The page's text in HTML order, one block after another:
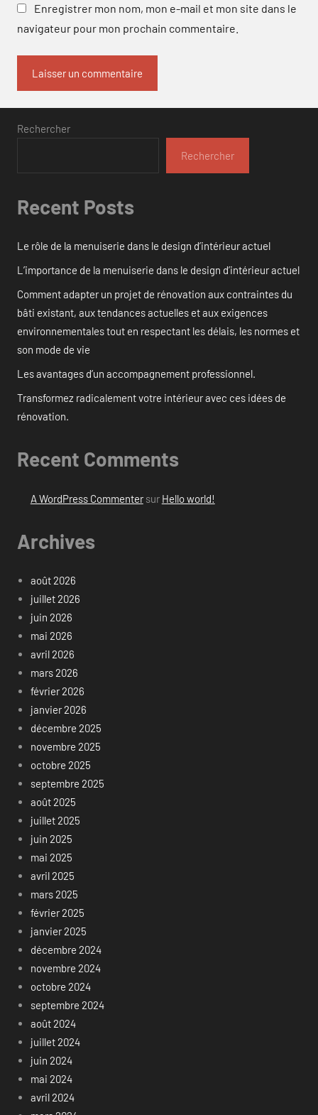
Enregistrer mon nom, mon e-mail et mon site dans le
navigateur pour mon prochain commentaire.
Rechercher
Rechercher
Recent Posts
Le rôle de la menuiserie dans le design d’intérieur actuel
L’importance de la menuiserie dans le design d’intérieur actuel
Comment adapter un projet de rénovation aux contraintes du
bâti existant, aux tendances actuelles et aux exigences
environnementales tout en respectant les délais, les normes et
son mode de vie
Les avantages d’un accompagnement professionnel.
Transformez radicalement votre intérieur avec ces idées de
rénovation.
Recent Comments
A WordPress Commentersur Hello world!
Archives
août 2026
juillet 2026
juin 2026
mai 2026
avril 2026
mars 2026
février 2026
janvier 2026
décembre 2025
novembre 2025
octobre 2025
septembre 2025
août 2025
juillet 2025
juin 2025
mai 2025
avril 2025
mars 2025
février 2025
janvier 2025
décembre 2024
novembre 2024
octobre 2024
septembre 2024
août 2024
juillet 2024
juin 2024
mai 2024
avril 2024